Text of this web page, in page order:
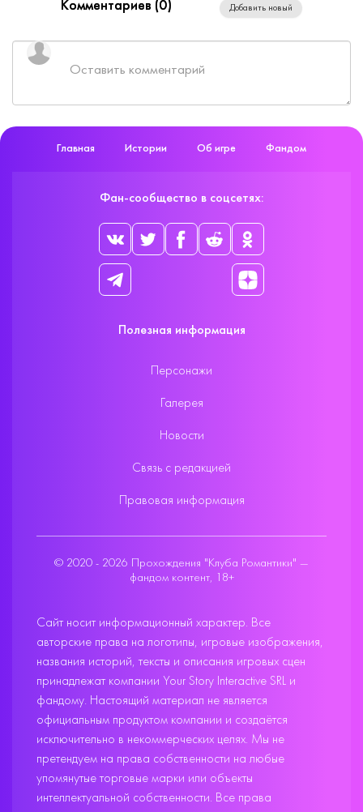
Комментариев (0) Добавить новый
Главная Истории Об игре Фандом
Фан-сообщество в соцсетях:
Полезная информация
Персонажи
Галерея
Новости
Связь с редакцией
Правовая информация
© 2020 - 2026 Прохождения "Клуба Романтики" —
фандом контент, 18+
Сайт носит информационный характер. Все
авторские права на логотипы, игровые изображения,
названия историй, тексты и описания игровых сцен
принадлежат компании Your Story Interactive SRL и
фандому. Настоящий материал не является
официальным продуктом компании и создаётся
исключительно в некоммерческих целях. Мы не
претендуем на права собственности на любые
упомянутые торговые марки или объекты
интеллектуальной собственности. Все права